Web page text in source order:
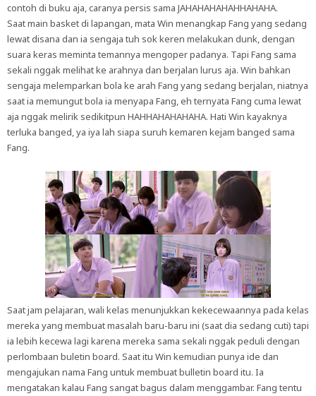
contoh di buku aja, caranya persis sama JAHAHAHAHAHHAHAHA.
Saat main basket di lapangan, mata Win menangkap Fang yang sedang
lewat disana dan ia sengaja tuh sok keren melakukan dunk, dengan
suara keras meminta temannya mengoper padanya. Tapi Fang sama
sekali nggak melihat ke arahnya dan berjalan lurus aja. Win bahkan
sengaja melemparkan bola ke arah Fang yang sedang berjalan, niatnya
saat ia memungut bola ia menyapa Fang, eh ternyata Fang cuma lewat
aja nggak melirik sedikitpun HAHHAHAHAHAHA. Hati Win kayaknya
terluka banged, ya iya lah siapa suruh kemaren kejam banged sama
Fang.
Saat jam pelajaran, wali kelas menunjukkan kekecewaannya pada kelas
mereka yang membuat masalah baru-baru ini (saat dia sedang cuti) tapi
ia lebih kecewa lagi karena mereka sama sekali nggak peduli dengan
perlombaan buletin board. Saat itu Win kemudian punya ide dan
mengajukan nama Fang untuk membuat bulletin board itu. Ia
mengatakan kalau Fang sangat bagus dalam menggambar. Fang tentu